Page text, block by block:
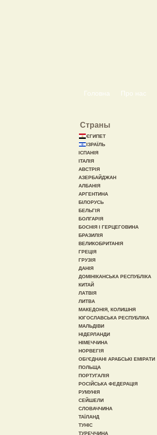
Головна Про нас
Страны
ЄГИПЕТ
ІЗРАЇЛЬ
ІСПАНІЯ
ІТАЛІЯ
АВСТРІЯ
АЗЕРБАЙДЖАН
АЛБАНІЯ
АРГЕНТИНА
БІЛОРУСЬ
БЕЛЬГІЯ
БОЛГАРІЯ
БОСНІЯ І ГЕРЦЕГОВИНА
БРАЗИЛІЯ
ВЕЛИКОБРИТАНІЯ
ГРЕЦІЯ
ГРУЗІЯ
ДАНІЯ
ДОМІНІКАНСЬКА РЕСПУБЛІКА
КИТАЙ
ЛАТВІЯ
ЛИТВА
МАКЕДОНІЯ, КОЛИШНЯ
ЮГОСЛАВСЬКА РЕСПУБЛІКА
МАЛЬДІВИ
НІДЕРЛАНДИ
НІМЕЧЧИНА
НОРВЕГІЯ
ОБ\'ЄДНАНІ АРАБСЬКІ ЕМІРАТИ
ПОЛЬЩА
ПОРТУГАЛІЯ
РОСІЙСЬКА ФЕДЕРАЦІЯ
РУМУНІЯ
СЕЙШЕЛИ
СЛОВАЧЧИНА
ТАЇЛАНД
ТУНІС
ТУРЕЧЧИНА